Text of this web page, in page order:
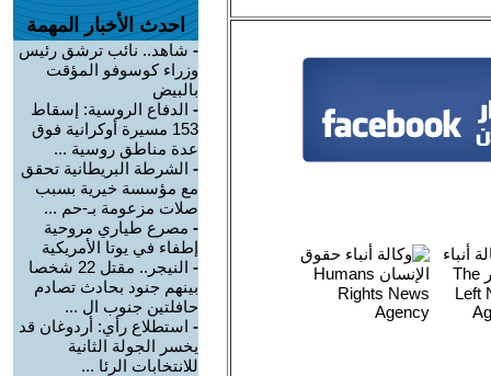
احدث الأخبار المهمة
- شاهد.. نائب ترشق رئيس
وزراء كوسوفو المؤقت
بالبيض
- الدفاع الروسية: إسقاط
153 مسيرة أوكرانية فوق
عدة مناطق روسية ...
- الشرطة البريطانية تحقق
مع مؤسسة خيرية بسبب
صلات مزعومة بـ-حم ...
- مصرع طياري مروحية
إطفاء في يوتا الأمريكية
-
النيجر.. مقتل 22 شخصا
بينهم جنود بحادث تصادم
حافلتين جنوب ال ...
- استطلاع رأي: أردوغان قد
يخسر الجولة الثانية
للانتخابات الرئا ...